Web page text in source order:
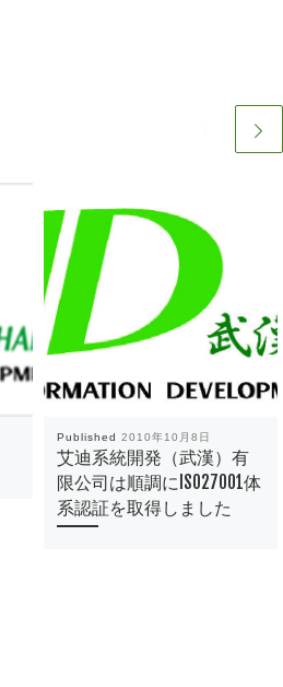
Published 2010年10月8日
艾迪系統開発（武漢）有
限公司は順調にISO27001体
系認証を取得しました